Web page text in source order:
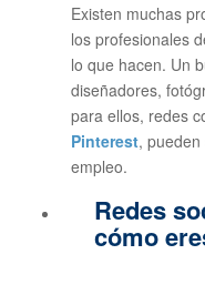
Existen muchas
los profesionales
lo que hacen. Un
diseñadores,
para ellos, redes
Pinterest, pueden
empleo.
Redes
cómo